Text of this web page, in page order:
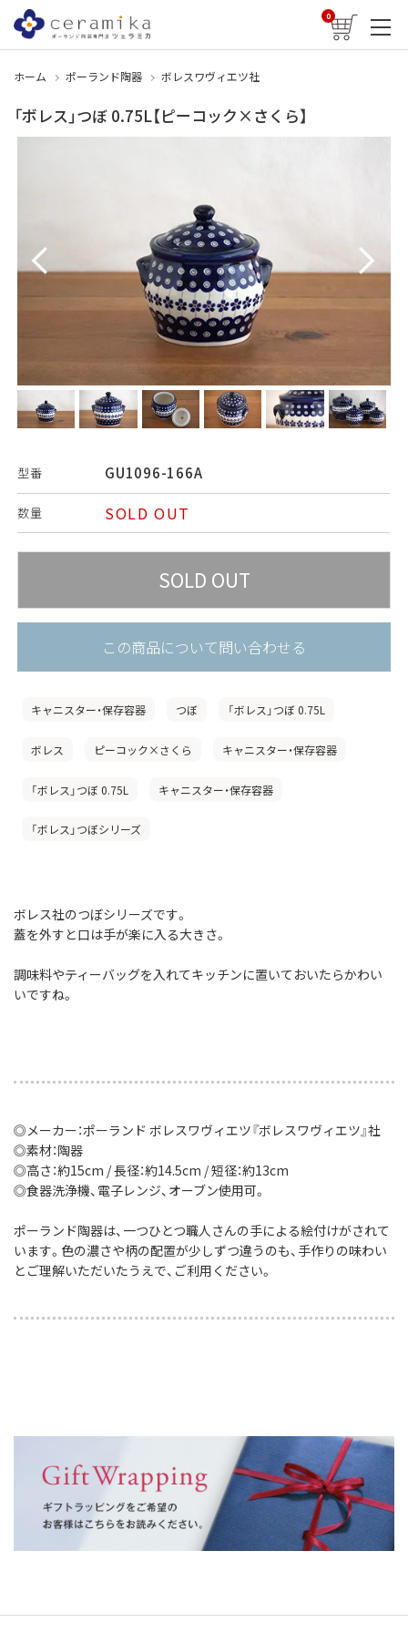
0
ホーム ポーランド陶器 ボレスワヴィエツ社
「ボレス」つぼ 0.75L【ピーコック×さくら】
型番 GU1096-166A
数量 SOLD OUT
この商品について問い合わせる
キャニスター・保存容器 つぼ 「ボレス」つぼ 0.75L
ボレス ピーコック×さくら キャニスター・保存容器
「ボレス」つぼ 0.75L キャニスター・保存容器
「ボレス」つぼシリーズ
ボレス社のつぼシリーズです。
蓋を外すと口は手が楽に入る大きさ。
調味料やティーバッグを入れてキッチンに置いておいたらかわい
いですね。
◎メーカー：ポーランド ボレスワヴィエツ『ボレスワヴィエツ』社
◎素材：陶器
◎高さ：約15cm / 長径：約14.5cm / 短径：約13cm
◎食器洗浄機、電子レンジ、オーブン使用可。
ポーランド陶器は、一つひとつ職人さんの手による絵付けがされて
います。色の濃さや柄の配置が少しずつ違うのも、手作りの味わい
とご理解いただいたうえで、ご利用ください。